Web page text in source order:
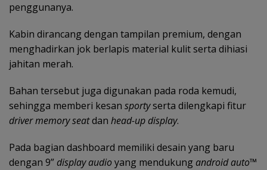
penggunanya.
Kabin dirancang dengan tampilan premium, dengan
menghadirkan jok berlapis material kulit serta dihiasi
jahitan merah.
Bahan tersebut juga digunakan pada roda kemudi,
sehingga memberi kesan sportyserta dilengkapi fitur
driver memory seatdan head-up display.
Pada bagian dashboard memiliki desain yang baru
dengan 9” display audioyang mendukung android auto™